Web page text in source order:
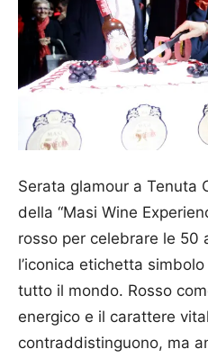
Serata glamour a Tenuta
della “Masi Wine
rosso per celebrare le 50
l’iconica etichetta
tutto il mondo. Rosso
energico e il carattere
contraddistinguono, ma